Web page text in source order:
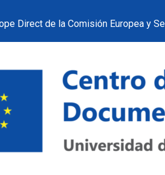
Direct de la Comisión Europea y